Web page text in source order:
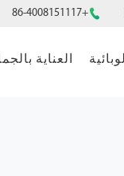

+86-4008151117
العناية